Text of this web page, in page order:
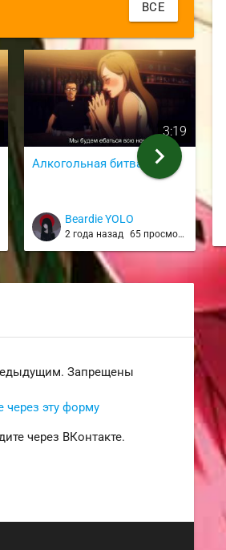
ВСЕ
3:19
Алкогольная битва
Beardie YOLO
2 года назад 65 просмотров
chevron_right
Запрещены
через эту форму
через ВКонтакте.